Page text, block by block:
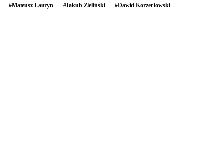
#Mateusz Lauryn #Jakub Zieliński #Dawid Korzeniowski